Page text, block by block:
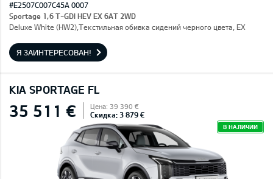
#E2507C007C45A 0007
Sportage 1,6 T-GDI HEV EX 6AT 2WD
Deluxe White (HW2),Текстильная обивка сидений черного цвета, EX
Я ЗАИНТЕРЕСОВАН!
KIA SPORTAGE FL
35 511 € Цена: 39 390 €
Скидка: 3 879 €
В НАЛИЧИИ